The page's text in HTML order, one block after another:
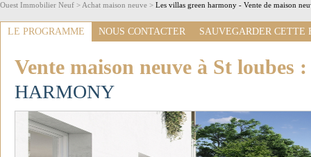
Ouest Immobilier Neuf > Achat maison neuve > Les villas green harmony - Vente de maison
LE PROGRAMME NOUS CONTACTER SAUVEGARDER CETTE
Vente maison neuve à St loubes
HARMONY